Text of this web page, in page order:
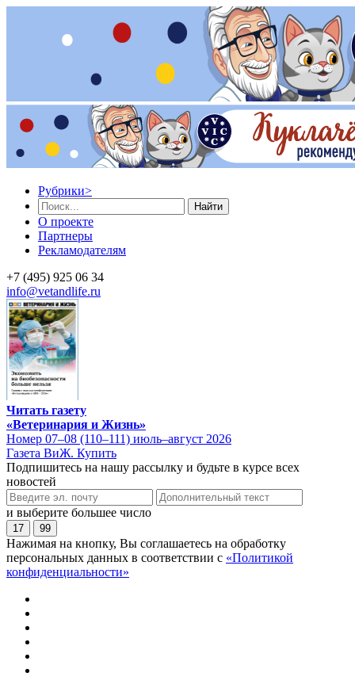
Рубрики>
Найти
О проекте
Партнеры
Рекламодателям
+7 (495) 925 06 34
info@vetandlife.ru
Читать газету
«Ветеринария и Жизнь»
Номер 07–08 (110–111) июль–август 2026
Газета ВиЖ. Купить
Подпишитесь на нашу рассылку и будьте в курсе всех
новостей
и выберите большее число
17 99
Нажимая на кнопку, Вы соглашаетесь на обработку
персональных данных в соответствии с «Политикой
конфиденциальности»